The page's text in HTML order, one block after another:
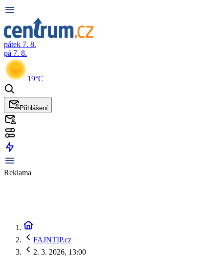
pátek 7. 8.
pá 7. 8.
19°C
Přihlášení
Reklama
FAJNTIP.cz
2. 3. 2026, 13:00